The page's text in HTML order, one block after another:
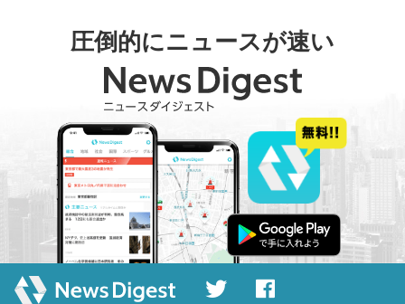
圧倒的にニュースが速い